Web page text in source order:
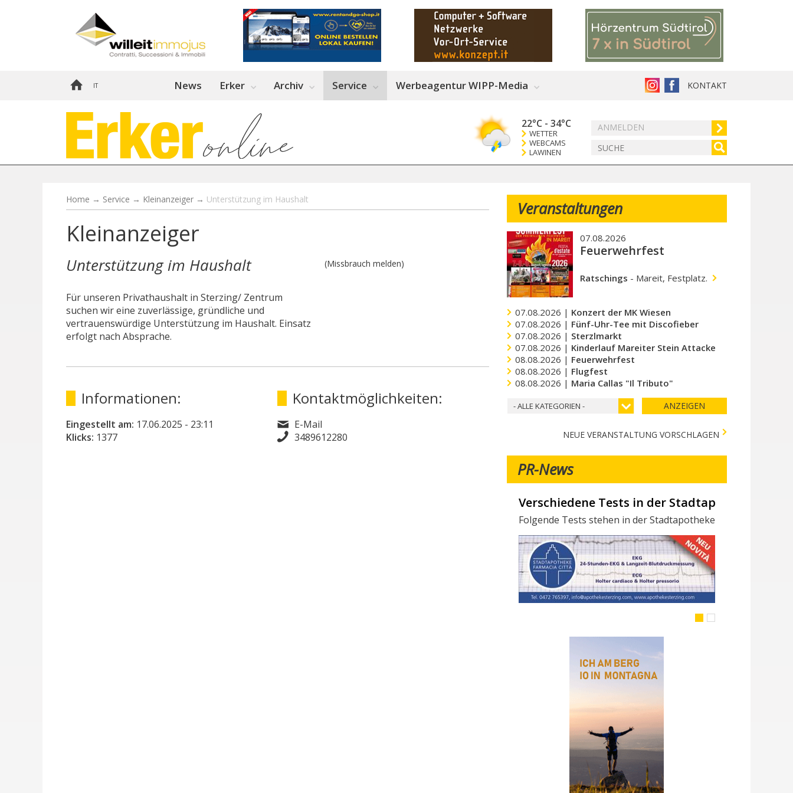
IT KONTAKT
News Erker Archiv Service Werbeagentur WIPP-Media
ANMELDEN
22°C - 34°C
WETTER
WEBCAMS
LAWINEN
Home → Service → Kleinanzeiger → Unterstützung im Haushalt
Kleinanzeiger
Unterstützung im Haushalt
Für unseren Privathaushalt in Sterzing/ Zentrum
suchen wir eine zuverlässige, gründliche und
vertrauenswürdige Unterstützung im Haushalt. Einsatz
erfolgt nach Absprache.
(Missbrauch melden)
Informationen:
Eingestellt am: 17.06.2025 - 23:11
Klicks: 1377
Kontaktmöglichkeiten:
E-Mail
3489612280
Veranstaltungen
07.08.2026
Feuerwehrfest
Ratschings - Mareit, Festplatz.
07.08.2026 | Konzert der MK Wiesen
07.08.2026 | Fünf-Uhr-Tee mit Discofieber
07.08.2026 | Sterzlmarkt
07.08.2026 | Kinderlauf Mareiter Stein Attacke
08.08.2026 | Feuerwehrfest
08.08.2026 | Flugfest
08.08.2026 | Maria Callas "Il Tributo"
- ALLE KATEGORIEN - ANZEIGEN
NEUE VERANSTALTUNG VORSCHLAGEN
PR-News
Wir suchen Mitarbeiter/innen
Möchtest du Teil des Milchhof-Teams sein und von